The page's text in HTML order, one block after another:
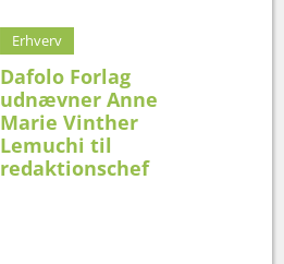
Erhverv
Dafolo Forlag
udnævner Anne
Marie Vinther
Lemuchi til
redaktionschef